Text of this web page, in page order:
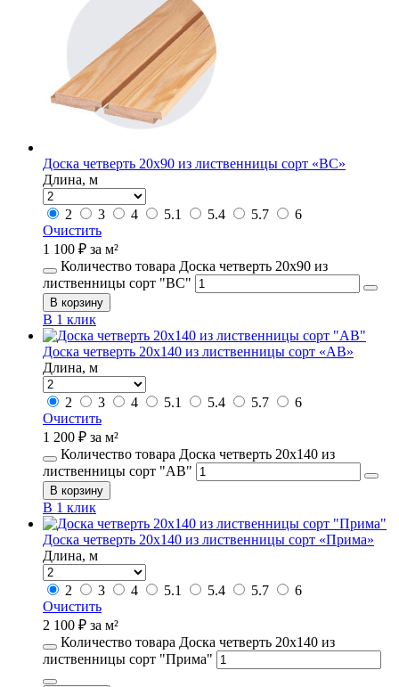
Доска четверть 20х90 из лиственницы сорт «ВС»
Длина, м
2 3 4 5.1 5.4 5.7
6
Очистить
1 100 ₽ за м²
Количество товара Доска четверть 20х90 из
лиственницы сорт "ВС"
В корзину
В 1 клик
Доска четверть 20х140 из лиственницы сорт «АВ»
Длина, м
2 3 4 5.1 5.4 5.7
6
Очистить
1 200 ₽ за м²
Количество товара Доска четверть 20х140 из
лиственницы сорт "АВ"
В корзину
В 1 клик
Доска четверть 20х140 из лиственницы сорт «Прима»
Длина, м
2 3 4 5.1 5.4 5.7
6
Очистить
2 100 ₽ за м²
Количество товара Доска четверть 20х140 из
лиственницы сорт "Прима"